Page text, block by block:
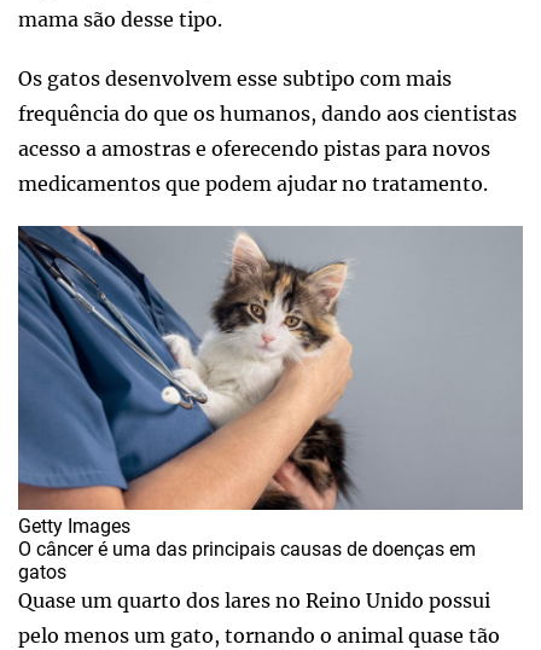
mama são desse tipo.
Os gatos desenvolvem esse subtipo com mais
frequência do que os humanos, dando aos cientistas
acesso a amostras e oferecendo pistas para novos
medicamentos que podem ajudar no tratamento.
Getty Images
O câncer é uma das principais causas de doenças em
gatos
Quase um quarto dos lares no Reino Unido possui
pelo menos um gato, tornando o animal quase tão